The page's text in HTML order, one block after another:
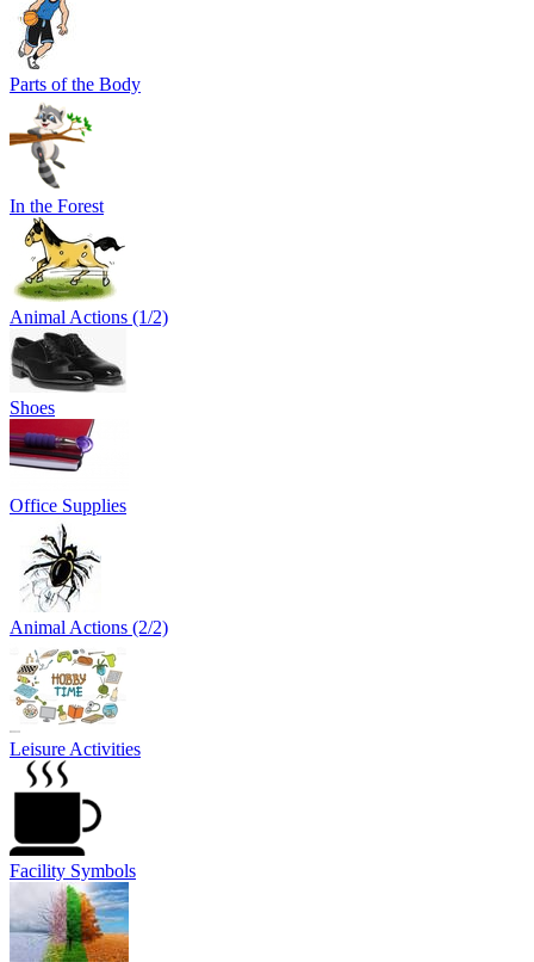
Parts of the Body
In the Forest
Animal Actions (1/2)
Shoes
Office Supplies
Animal Actions (2/2)
Leisure Activities
Facility Symbols